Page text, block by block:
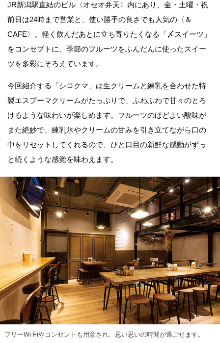
JR新潟駅直結のビル〈オセオ弁天〉内にあり、金・土曜・祝
前日は24時まで営業と、使い勝手の良さでも人気の〈＆
CAFE〉。軽く飲んだあとに立ち寄りたくなる「〆スイーツ」
をコンセプトに、季節のフルーツをふんだんに使ったスイー
ツを多彩にそろえています。
今回紹介する「シロクマ」は生クリームと練乳を合わせた特
製エスプーマクリームがたっぷりで、ふわふわで甘々のとろ
けるような味わいが楽しめます。フルーツのほどよい酸味が
また絶妙で、練乳氷やクリームの甘みを引き立てながら口の
中をリセットしてくれるので、ひと口目の新鮮な感動がずっ
と続くような感覚を味わえます。
フリーWi-Fiやコンセントも用意され、思い思いの時間が過ごせます。